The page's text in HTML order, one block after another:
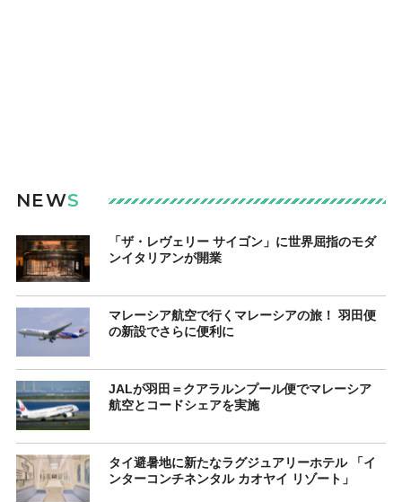
NEWS
「ザ・レヴェリー サイゴン」に世界屈指のモダ
ンイタリアンが開業
マレーシア航空で行くマレーシアの旅！ 羽田便
の新設でさらに便利に
JALが羽田＝クアラルンプール便でマレーシア
航空とコードシェアを実施
タイ避暑地に新たなラグジュアリーホテル 「イ
ンターコンチネンタル カオヤイ リゾート」